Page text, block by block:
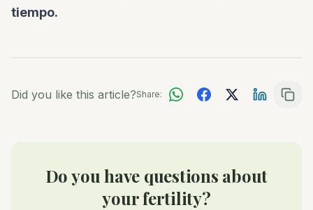
tiempo.
Did you like this article?Share:
Do you have questions about
your fertility?